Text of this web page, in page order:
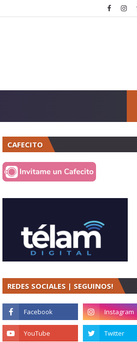
CAFECITO
REDES SOCIALES | SEGUINOS!